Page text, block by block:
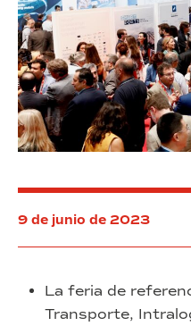
9 de junio de 2023
La feria de
Transporte,
2023